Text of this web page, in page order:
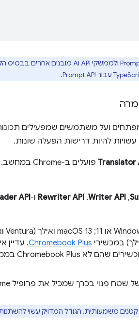
Translator
,‏
Writer API
,‏
Rewriter API ו-API
Chromebook Plus
קטנים משמעותית. הגודל המדויק עשוי